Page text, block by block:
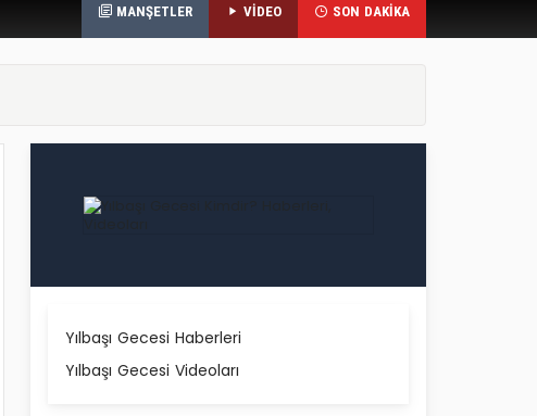
MANŞETLER VİDEO SON DAKİKA
Yılbaşı Gecesi Haberleri
Yılbaşı Gecesi Videoları